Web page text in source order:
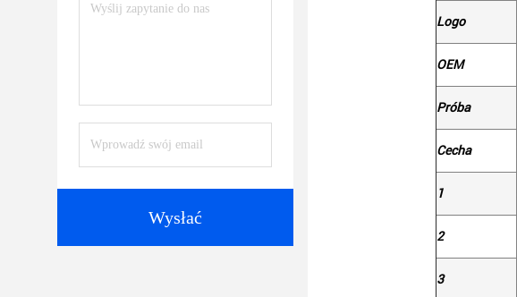
Wysłać
Logo
OEM
Próba
Cecha
1
2
3